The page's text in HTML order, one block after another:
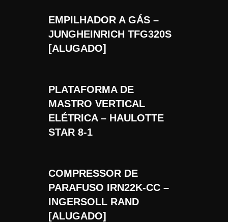
EMPILHADOR A GÁS –
JUNGHEINRICH TFG320S
[ALUGADO]
PLATAFORMA DE
MASTRO VERTICAL
ELÉTRICA – HAULOTTE
STAR 8-1
COMPRESSOR DE
PARAFUSO IRN22K-CC –
INGERSOLL RAND
[ALUGADO]